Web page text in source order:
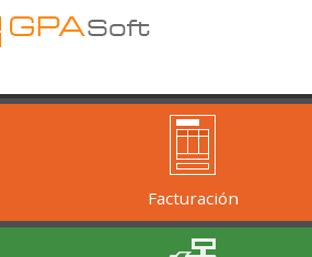
principal
Facturación